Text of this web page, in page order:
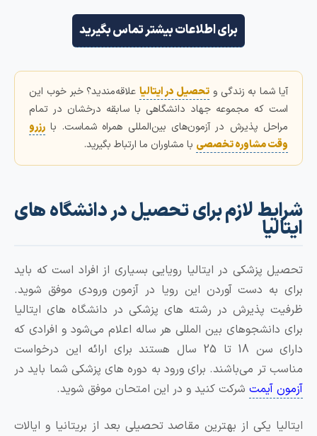
برای اطلاعات بیشتر تماس بگیرید
شما به زندگی و تحصیل در ایتالیاعلاقه‌مندید؟ خبر خوب این
که مجموعه جهاد دانشگاهی با سابقه درخشان در تمام
پذیرش در آزمون‌های بین‌المللی همراه شماست. بارزرو
مشاوره تخصصیبا مشاوران ما ارتباط بگیرید.
لازم برای تحصیل در دانشگاه های
پزشکی در ایتالیا رویایی بسیاری از افراد است که باید
به دست آوردن این رویا در آزمون ورودی موفق شوید.
پذیرش در رشته های پزشکی در دانشگاه های ایتالیا
بین المللی هر ساله اعلام می‌شود و افرادی که
دارای سن 18 تا 25 سال هستند برای ارائه این درخواست
تر می‌باشند. برای ورود به دوره های پزشکی شما باید در
آیمت شرکت کنید و در این امتحان موفق شوید.
یکی از بهترین مقاصد تحصیلی بعد از بریتانیا و ایالات